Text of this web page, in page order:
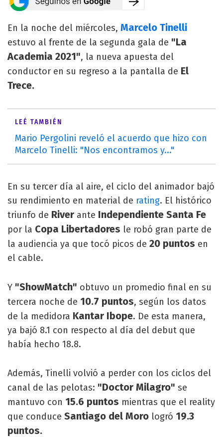
En la noche del miércoles, Marcelo Tinelli
estuvo al frente de la segunda gala de "La
Academia 2021", la nueva apuesta del
conductor en su regreso a la pantalla de El
Trece.
LEÉ TAMBIÉN
Mario Pergolini reveló el acuerdo que hizo con
Marcelo Tinelli: "Nos encontramos y..."
En su tercer día al aire, el ciclo del animador bajó
su rendimiento en material de rating. El histórico
triunfo de River ante Independiente Santa Fe
por la Copa Libertadores le robó gran parte de
la audiencia ya que tocó picos de 20 puntos en
el cable.
Y "ShowMatch" obtuvo un promedio final en su
tercera noche de 10.7 puntos, según los datos
de la medidora Kantar Ibope. De esta manera,
ya bajó 8.1 con respecto al día del debut que
había hecho 18.8.
Además, Tinelli volvió a perder con los ciclos del
canal de las pelotas: "Doctor Milagro" se
mantuvo con 15.6 puntos mientras que el reality
que conduce Santiago del Moro logró 19.3
puntos.